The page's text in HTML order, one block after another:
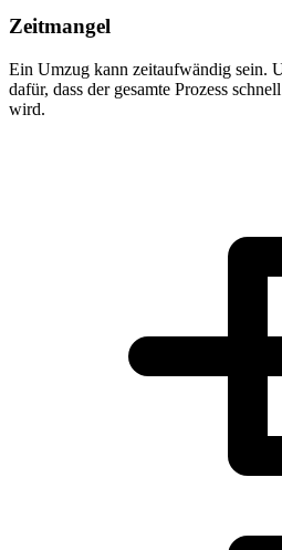
Zeitmangel
Ein Umzug kann zeitaufwändig sein.
dafür, dass der gesamte Prozess
wird.